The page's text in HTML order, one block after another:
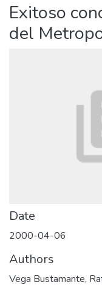
Exitoso
del
Date
2000-04-06
Authors
Vega Bustamante,